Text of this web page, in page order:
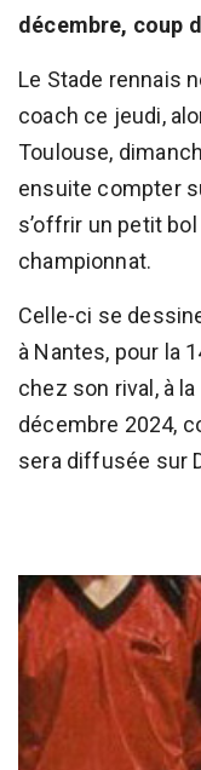
décembre, coup
Le Stade rennais
coach ce jeudi,
Toulouse,
ensuite compter
s’offrir un petit bol
championnat.
Celle-ci se
à Nantes, pour la
chez son rival, à
décembre 2024,
sera diffusée sur